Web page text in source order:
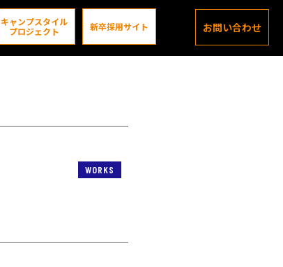
キャンプスタイル
プロジェクト
新卒採用サイト お問い合わせ
WORKS